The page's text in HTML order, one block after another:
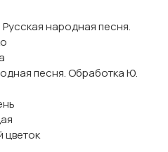
народная песня.
песня. Обработка Ю.
цветок